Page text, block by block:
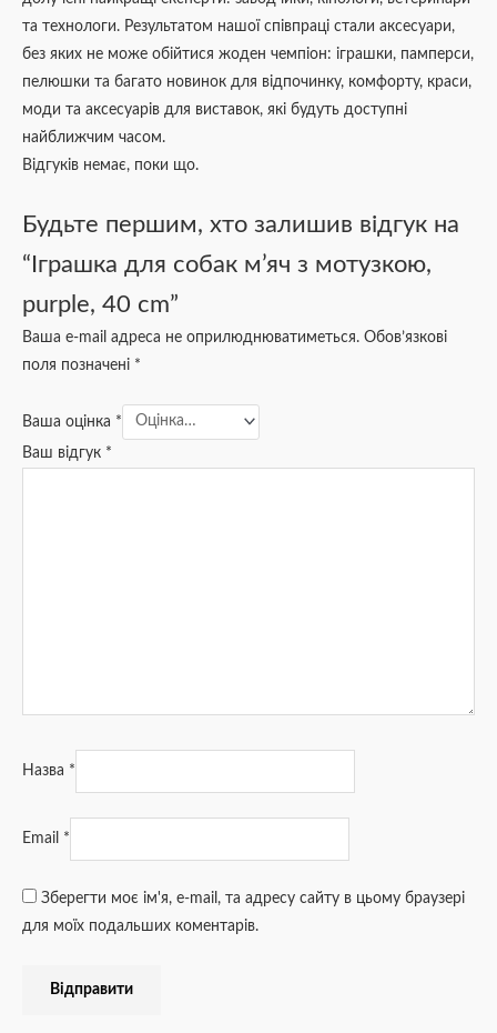
та технологи. Результатом нашої співпраці стали аксесуари,
без яких не може обійтися жоден чемпіон: іграшки, памперси,
пелюшки та багато новинок для відпочинку, комфорту, краси,
моди та аксесуарів для виставок, які будуть доступні
найближчим часом.
Відгуків немає, поки що.
Будьте першим, хто залишив відгук на
“Іграшка для собак м’яч з мотузкою,
purple, 40 cm”
Ваша e-mail адреса не оприлюднюватиметься. Обов’язкові
поля позначені *
Ваша оцінка *
Ваш відгук *
Назва *
Email *
Зберегти моє ім'я, e-mail, та адресу сайту в цьому браузері
для моїх подальших коментарів.